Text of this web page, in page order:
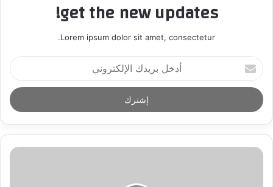
get the new updates!
Lorem ipsum dolor sit amet, consectetur.
أ
د
خ
ل
ر
د